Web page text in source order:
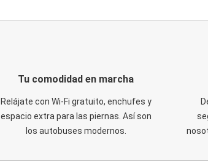
Tu comodidad en marcha
Relájate con Wi-Fi gratuito, enchufes y
espacio extra para las piernas. Así son
los autobuses modernos.